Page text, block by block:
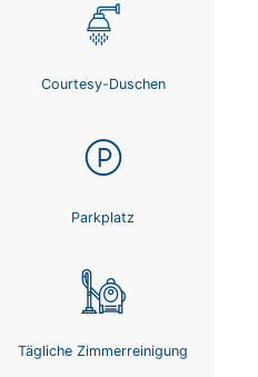
Courtesy-Duschen
Parkplatz
Tägliche Zimmerreinigung